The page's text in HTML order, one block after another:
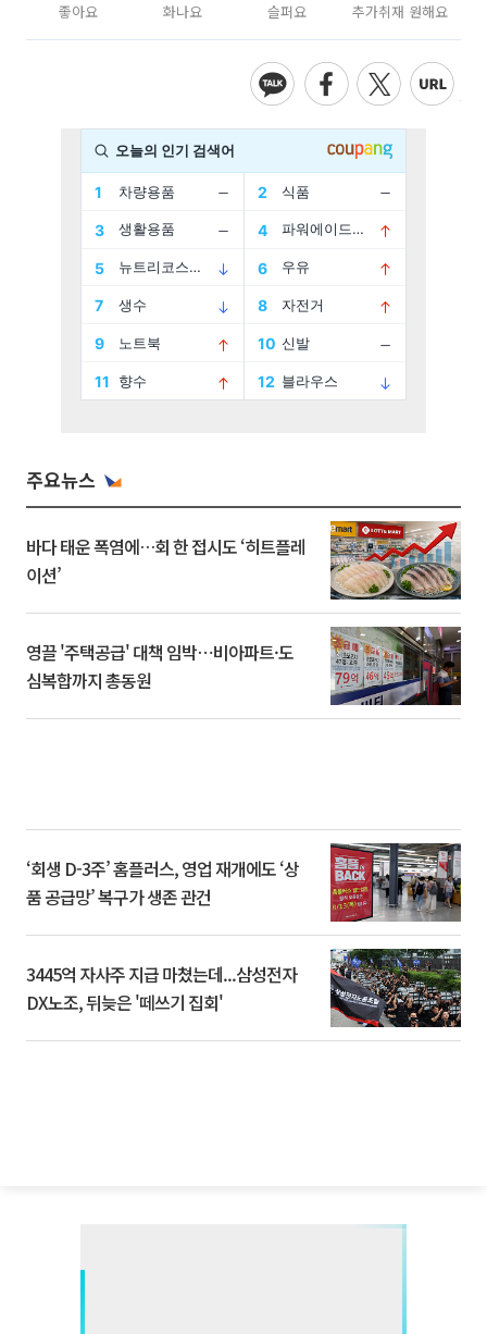
좋아요 화나요 슬퍼요 추가취재 원해요
주요뉴스
바다 태운 폭염에…회 한 접시도 ‘히트플레
이션’
영끌 '주택공급' 대책 임박⋯비아파트·도
심복합까지 총동원
‘회생 D-3주’ 홈플러스, 영업 재개에도 ‘상
품 공급망’ 복구가 생존 관건
3445억 자사주 지급 마쳤는데...삼성전자
DX노조, 뒤늦은 '떼쓰기 집회'